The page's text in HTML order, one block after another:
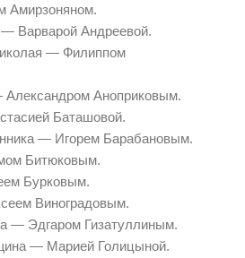
Амирзоняном.
Варварой Андреевой.
— Филиппом
Аноприковым.
Баташовой.
— Игорем Барабановым.
Битюковым.
Бурковым.
Виноградовым.
— Эдгаром Гизатуллиным.
— Марией Голицыной.